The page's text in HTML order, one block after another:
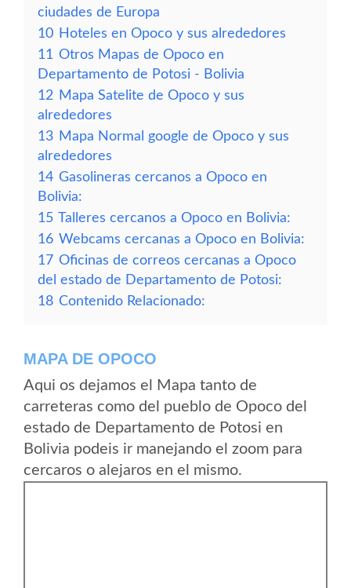
ciudades de Europa
10 Hoteles en Opoco y sus alrededores
11 Otros Mapas de Opoco en
Departamento de Potosi - Bolivia
12 Mapa Satelite de Opoco y sus
alrededores
13 Mapa Normal google de Opoco y sus
alrededores
14 Gasolineras cercanos a Opoco en
Bolivia:
15 Talleres cercanos a Opoco en Bolivia:
16 Webcams cercanas a Opoco en Bolivia:
17 Oficinas de correos cercanas a Opoco
del estado de Departamento de Potosi:
18 Contenido Relacionado:
MAPA DE OPOCO
Aqui os dejamos el Mapa tanto de
carreteras como del pueblo de Opoco del
estado de Departamento de Potosi en
Bolivia podeis ir manejando el zoom para
cercaros o alejaros en el mismo.